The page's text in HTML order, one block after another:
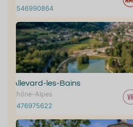
0546990864
Allevard-les-Bains
Rhône-Alpes
0476975622